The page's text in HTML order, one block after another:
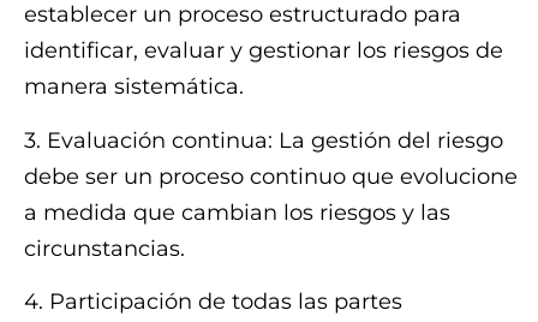
establecer un proceso estructurado para
identificar, evaluar y gestionar los riesgos de
manera sistemática.
3. Evaluación continua: La gestión del riesgo
debe ser un proceso continuo que evolucione
a medida que cambian los riesgos y las
circunstancias.
4. Participación de todas las partes